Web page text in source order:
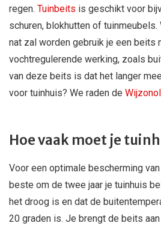
regen. Tuinbeits is geschikt voor
schuren, blokhutten of tuinmeubels.
nat zal worden gebruik je een beits
vochtregulerende werking, zoals
van deze beits is dat het langer
voor tuinhuis? We raden de
Hoe vaak moet je
Voor een optimale bescherming
beste om de twee jaar je tuinhuis
het droog is en dat de
20 graden is. Je brengt de beits